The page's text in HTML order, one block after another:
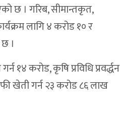
छ । गरिब, सीमान्तकृत,
लागि ४ करोड १० र
।
करोड, कृषि प्रविधि प्रवर्द्धन
खेती गर्न २३ करोड ८६ लाख